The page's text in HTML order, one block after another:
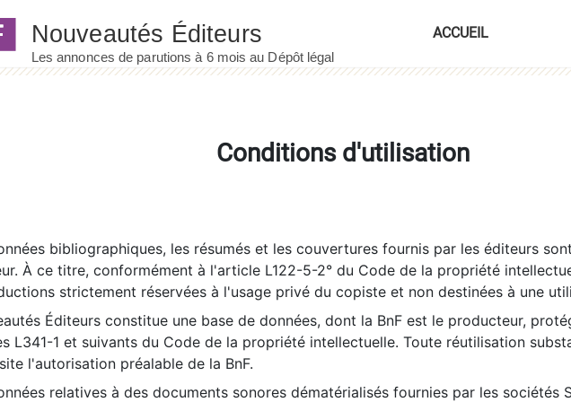
ACCUEIL
Conditions d'utilisation
bibliographiques, les résumés et les couvertures fournis par les éditeurs
À ce titre, conformément à l'article L122-5-2° du Code de la propriété
strictement réservées à l'usage privé du copiste et non destinées à une
Éditeurs constitue une base de données, dont la BnF est le producteur,
L341-1 et suivants du Code de la propriété intellectuelle. Toute réutilisation
l'autorisation préalable de la BnF.
relatives à des documents sonores dématérialisés fournies par les sociétés